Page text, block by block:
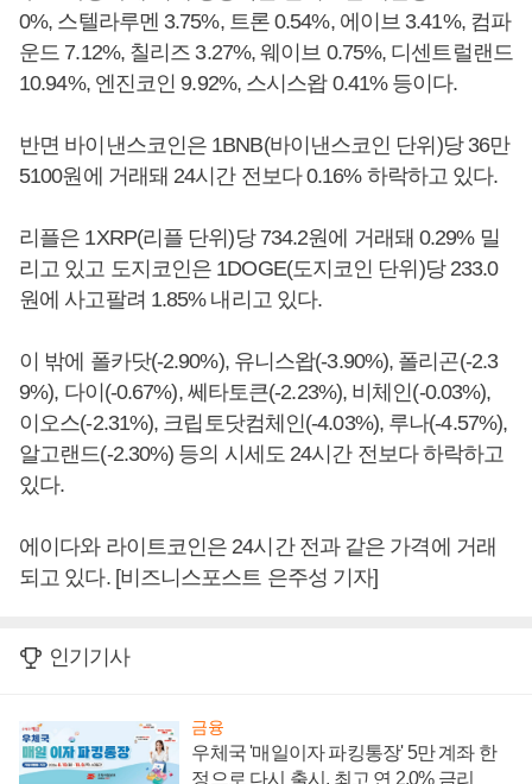
0%, 스텔라루멘 3.75%, 트론 0.54%, 에이브 3.41%, 컴파
운드 7.12%, 칠리즈 3.27%, 웨이브 0.75%, 디센트럴랜드
10.94%, 엔진코인 9.92%, 스시스왑 0.41% 등이다.
반면 바이낸스코인은 1BNB(바이낸스코인 단위)당 36만
5100원에 거래돼 24시간 전보다 0.16% 하락하고 있다.
리플은 1XRP(리플 단위)당 734.2원에 거래돼 0.29% 밀
리고 있고 도지코인은 1DOGE(도지코인 단위)당 233.0
원에 사고팔려 1.85% 내리고 있다.
이 밖에 폴카닷(-2.90%), 유니스왑(-3.90%), 폴리곤(-2.3
9%), 다이(-0.67%), 쎄타토큰(-2.23%), 비체인(-0.03%),
이오스(-2.31%), 크립토닷컴체인(-4.03%), 루나(-4.57%),
알고랜드(-2.30%) 등의 시세도 24시간 전보다 하락하고
있다.
에이다와 라이트코인은 24시간 전과 같은 가격에 거래
되고 있다. [비즈니스포스트 은주성 기자]
인기기사
금융
우체국 '매일이자 파킹통장' 5만 계좌 한
정으로 다시 출시, 최고 연 2.0% 금리